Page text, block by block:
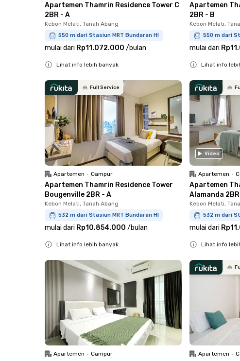
Apartemen Thamrin Residence Tower C
2BR - A
Kebon Melati, Tanah Abang
550 m dari Stasiun MRT Bundaran HI
mulai dari Rp11.072.000 /bulan
Lihat info lebih banyak
Apartemen
2BR - B
Kebon Melati,
550 m dari
mulai dari
Lihat info
Full Service
Apartemen • Campur
Apartemen Thamrin Residence Tower
Bougenville 2BR - A
Kebon Melati, Tanah Abang
532 m dari Stasiun MRT Bundaran HI
mulai dari Rp10.854.000 /bulan
Lihat info lebih banyak
Video
Apartemen •
Apartemen
Alamanda
Kebon Melati,
532 m dari
mulai dari
Lihat info
Apartemen • Campur Apartemen •